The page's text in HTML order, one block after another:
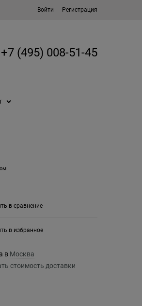
Войти Регистрация
+7 (495) 008-51-45
в сравнение
в избранное
в Москва
стоимость доставки